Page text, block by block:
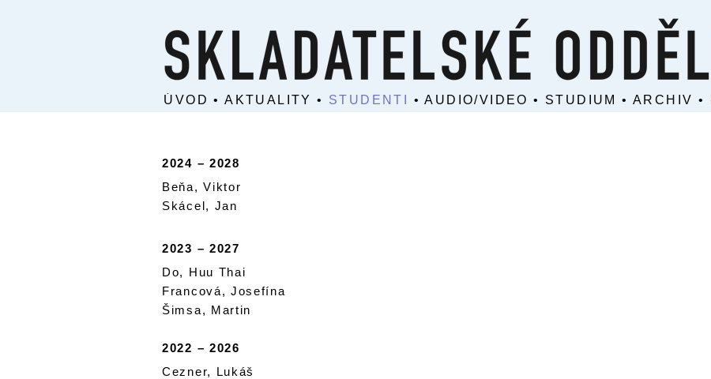
ÚVOD •AKTUALITY • STUDENTI •AUDIO/VIDEO • STUDIUM •ARCHIV •
2024 – 2028
Beňa, Viktor
Skácel, Jan
2023 – 2027
Do, Huu Thai
Francová, Josefína
Šimsa, Martin
2022 – 2026
Cezner, Lukáš